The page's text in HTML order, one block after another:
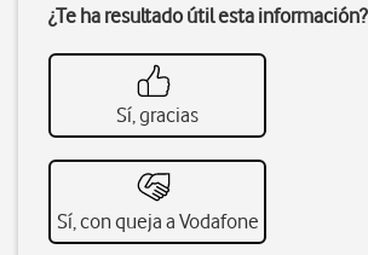
¿Te ha resultado útil esta información?
Sí, gracias
Sí, con queja a Vodafone